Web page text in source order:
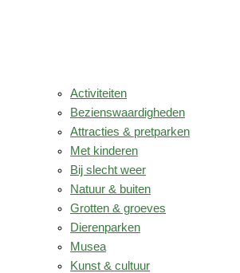
Activiteiten
Bezienswaardigheden
Attracties & pretparken
Met kinderen
Bij slecht weer
Natuur & buiten
Grotten & groeves
Dierenparken
Musea
Kunst & cultuur